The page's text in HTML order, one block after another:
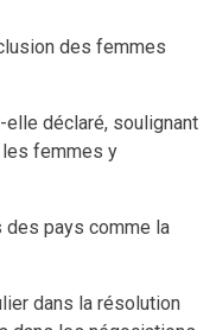
des femmes
déclaré, soulignant
femmes y
des pays comme la
dans la résolution